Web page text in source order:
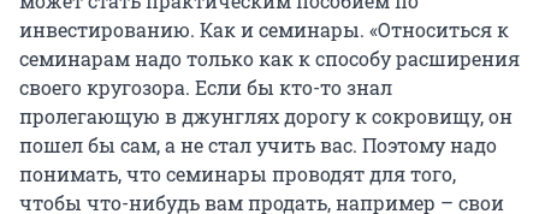
инвестированию. Как и семинары. «Относиться к
семинарам надо только как к способу расширения
своего кругозора. Если бы кто-то знал
пролегающую в джунглях дорогу к сокровищу, он
пошел бы сам, а не стал учить вас. Поэтому надо
понимать, что семинары проводят для того,
чтобы что-нибудь вам продать, например – свои